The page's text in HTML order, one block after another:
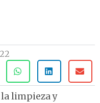
limpieza y